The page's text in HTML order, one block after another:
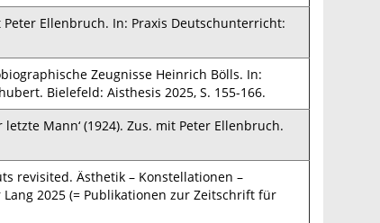
Ellenbruch. In: Praxis Deutschunterricht:
Zeugnisse Heinrich Bölls. In:
Bielefeld: Aisthesis 2025, S. 155-166.
Mann‘ (1924). Zus. mit Peter Ellenbruch.
revisited. Ästhetik – Konstellationen –
2025 (= Publikationen zur Zeitschrift für